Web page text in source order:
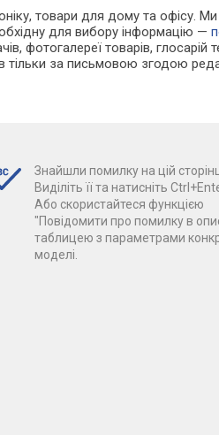
товари для дому та офісу.
для вибору інформацію —
фотогалереї товарів, глосарій
тільки за письмовою згодою
Знайшли помилку на цій
Виділіть її та натисніть
Або скористайтеся функцією
"Повідомити про помилку в
таблицею з параметрами
моделі.